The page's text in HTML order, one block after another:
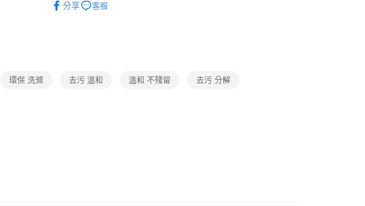
分享
客服
環保 洗滌 去污 溫和 溫和 不殘留 去污 分解